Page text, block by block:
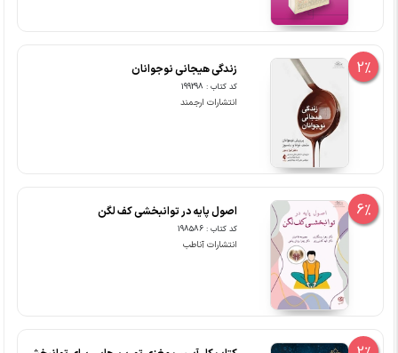
2% زندگی هیجانی نوجوانان
کد کتاب : 199298
انتشارات ارجمند
6% اصول پایه در توانبخشی کف لگن
کد کتاب : 198586
انتشارات آناطب